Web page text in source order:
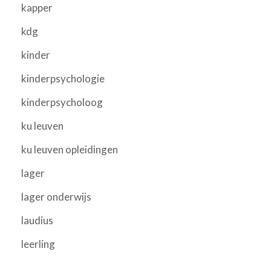
kapper
kdg
kinder
kinderpsychologie
kinderpsycholoog
ku leuven
ku leuven opleidingen
lager
lager onderwijs
laudius
leerling